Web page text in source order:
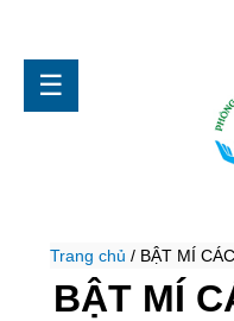
☰
Trang chủ / BẬT MÍ
BẬT MÍ